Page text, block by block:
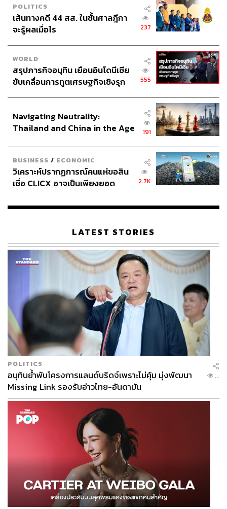
POLITICS
เส้นทางคดี 44 สส. ในชั้นศาลฎีกา
จะรู้ผลเมื่อไร
237
WORLD
สรุปภารกิจอนุทิน เยือนอินโดนีเซีย
ขับเคลื่อนการทูตเศรษฐกิจเชิงรุก
555
Navigating Neutrality:
Thailand and China in the Age
191
BUSINESS / ECONOMIC
วิเคราะห์ปรากฏการณ์คนแห่ขอสิน
เชื่อ CLICX อาจเป็นเพียงยอด
เรือนไทยที่ถูกซุกไว้
2.7K
LATEST STORIES
POLITICS
อนุทินย้ำพับโครงการแลนด์บริดจ์เพราะไม่คุ้ม มุ่งพัฒนา
Missing Link รองรับอ่าวไทย-อันดามัน
...